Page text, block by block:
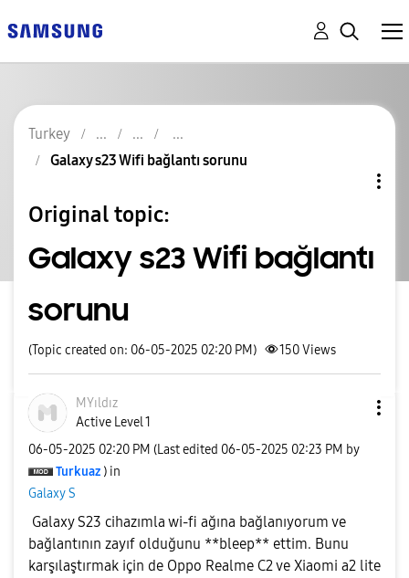
Turkey
Galaxy s23 Wifi bağlantı sorunu
Original topic:
Galaxy s23 Wifi bağlantı
sorunu
(Topic created on: 06-05-2025 02:20 PM) 150Views
MYıldız
Active Level 1
‎06-05-2025 02:20 PM (Last edited ‎06-05-2025 02:23 PM by
Turkuaz ) in
Galaxy S
Galaxy S23 cihazımla wi-fi ağına bağlanıyorum ve
bağlantının zayıf olduğunu **bleep** ettim. Bunu
karşılaştırmak için de Oppo Realme C2 ve Xiaomi a2 lite